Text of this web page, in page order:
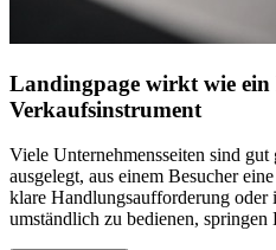
Landingpage wirkt wie ein
Verkaufsinstrument
Viele Unternehmensseiten sind gut
ausgelegt, aus einem Besucher
klare Handlungsaufforderung oder
umständlich zu bedienen, springen